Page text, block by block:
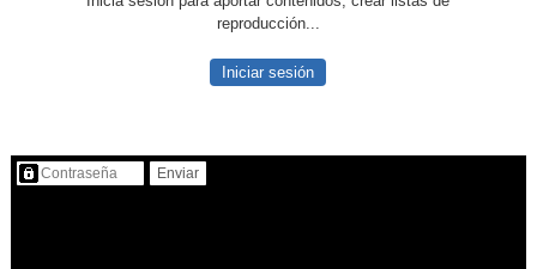
reproducción...
Iniciar sesión
Contenido protegido…